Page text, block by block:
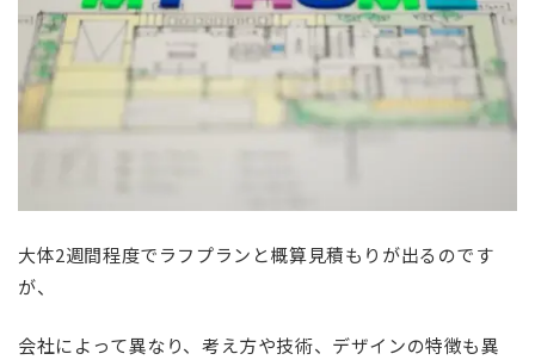
大体2週間程度でラフプランと概算見積もりが出るのです
が、
会社によって異なり、考え方や技術、デザインの特徴も異